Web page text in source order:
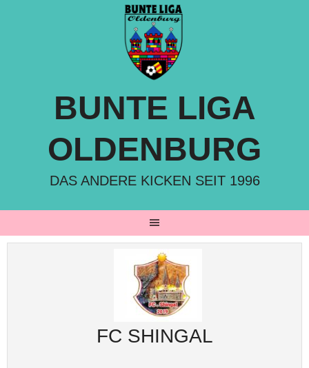
BUNTE LIGA
OLDENBURG
DAS ANDERE KICKEN SEIT 1996
FC SHINGAL